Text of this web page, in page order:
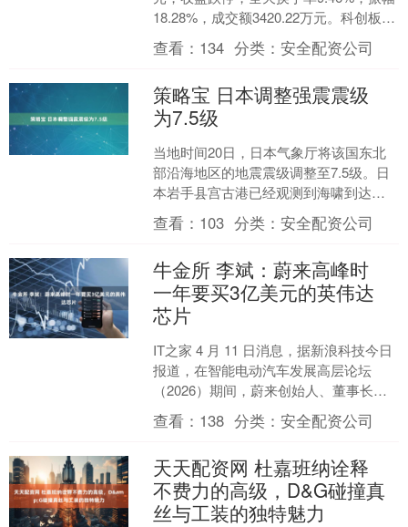
18.28%，成交额3420.22万元。科创板交
易公开信息显示，当日该....
查看： 134 分类：安全配资公司
策略宝 日本调整强震震级
为7.5级
当地时间20日，日本气象厅将该国东北
部沿海地区的地震震级调整至7.5级。日
本岩手县宫古港已经观测到海啸到达，
浪高为40厘米左右。（总台记者 柏春洋
林博翰）....
查看： 103 分类：安全配资公司
牛金所 李斌：蔚来高峰时
一年要买3亿美元的英伟达
芯片
IT之家 4 月 11 日消息，据新浪科技今日
报道，在智能电动汽车发展高层论坛
（2026）期间，蔚来创始人、董事长、
CEO 李斌谈及自研智驾芯片业务时表
示，如果....
查看： 138 分类：安全配资公司
天天配资网 杜嘉班纳诠释
不费力的高级，D&G碰撞真
丝与工装的独特魅力